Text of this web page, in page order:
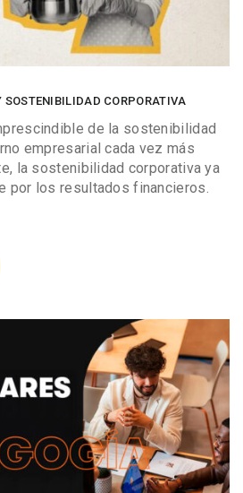
SOSTENIBILIDAD CORPORATIVA
de la sostenibilidad
empresarial cada vez más
la sostenibilidad corporativa ya
por los resultados financieros.